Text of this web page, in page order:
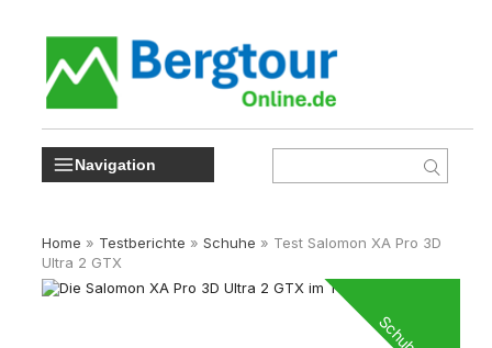
Navigation
Home » Testberichte » Schuhe » Test Salomon XA Pro 3D
Ultra 2 GTX
Schuhe